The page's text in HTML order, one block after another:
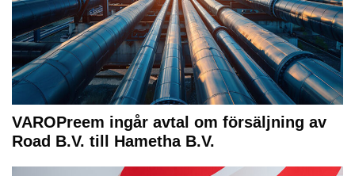
VAROPreem ingår avtal om försäljning av
Road B.V. till Hametha B.V.